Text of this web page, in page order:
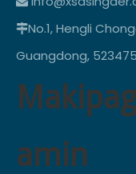
No.1, Hengli
Guangdong,
amin